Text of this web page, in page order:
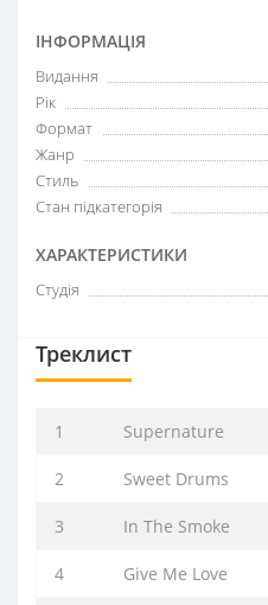
ІНФОРМАЦІЯ
Видання
Рік
Формат
Жанр
Стиль
Стан підкатегорія
ХАРАКТЕРИСТИКИ
Студія
Треклист
1 Supernature
2 Sweet Drums
3 In The Smoke
4 Give Me Love